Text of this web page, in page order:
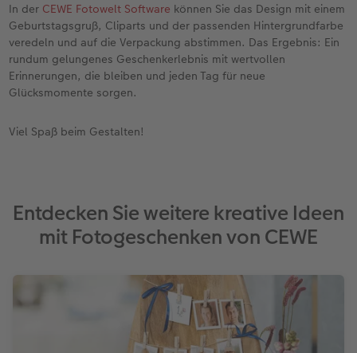
In der CEWE Fotowelt Software können Sie das Design mit einem
Geburtstagsgruß, Cliparts und der passenden Hintergrundfarbe
veredeln und auf die Verpackung abstimmen. Das Ergebnis: Ein
rundum gelungenes Geschenkerlebnis mit wertvollen
Erinnerungen, die bleiben und jeden Tag für neue
Glücksmomente sorgen.
Viel Spaß beim Gestalten!
Entdecken Sie weitere kreative Ideen
mit Fotogeschenken von CEWE